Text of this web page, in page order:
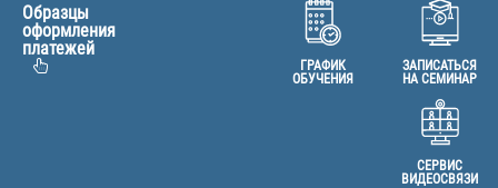
Образцы
оформления
платежей
ГРАФИК
ОБУЧЕНИЯ
ЗАПИСАТЬСЯ
НА СЕМИНАР
СЕРВИС
ВИДЕОСВЯЗИ